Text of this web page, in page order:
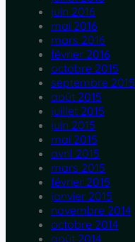
juin 2016
mai 2016
mars 2016
février 2016
octobre 2015
septembre 2015
août 2015
juillet 2015
juin 2015
mai 2015
avril 2015
mars 2015
février 2015
janvier 2015
novembre 2014
octobre 2014
août 2014